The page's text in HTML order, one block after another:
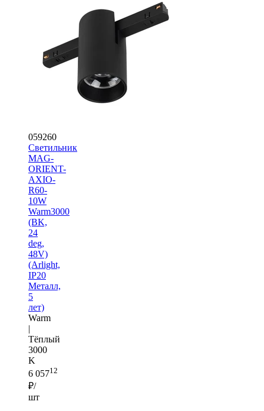
059260
Светильник
MAG-
ORIENT-
AXIO-
R60-
10W
Warm3000
(BK,
24
deg,
48V)
(Arlight,
IP20
Металл,
5
лет)
Warm
|
Тёплый
3000
K
6 05712
₽/
шт